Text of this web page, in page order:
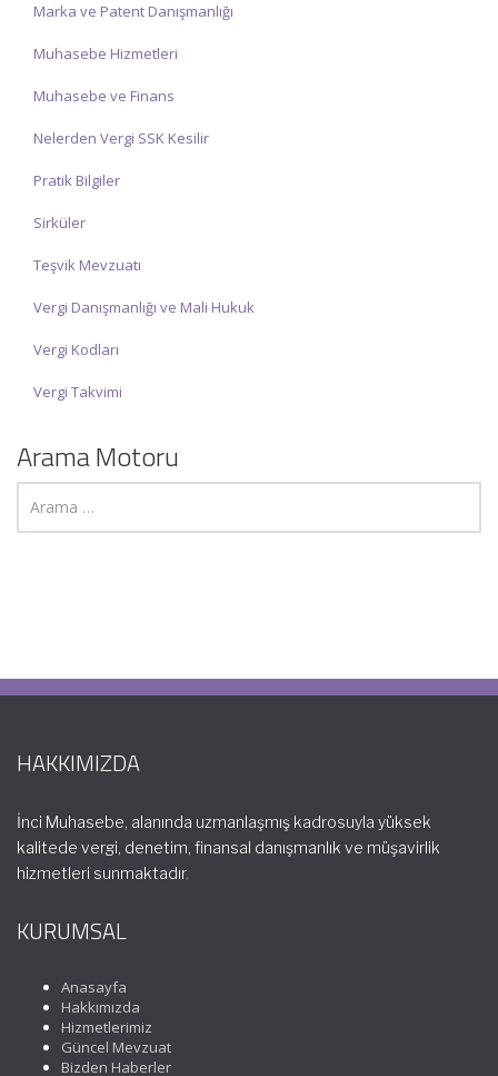
Marka ve Patent Danışmanlığı
Muhasebe Hizmetleri
Muhasebe ve Finans
Nelerden Vergi SSK Kesilir
Pratik Bilgiler
Sirküler
Teşvik Mevzuatı
Vergi Danışmanlığı ve Mali Hukuk
Vergi Kodları
Vergi Takvimi
Arama Motoru
HAKKIMIZDA
İnci Muhasebe, alanında uzmanlaşmış kadrosuyla yüksek
kalitede vergi, denetim, finansal danışmanlık ve müşavirlik
hizmetleri sunmaktadır.
KURUMSAL
Anasayfa
Hakkımızda
Hizmetlerimiz
Güncel Mevzuat
Bizden Haberler